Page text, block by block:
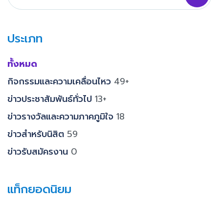
ประเภท
ทั้งหมด
กิจกรรมและความเคลื่อนไหว 49+
ข่าวประชาสัมพันธ์ทั่วไป 13+
ข่าวรางวัลและความภาคภูมิใจ 18
ข่าวสำหรับนิสิต 59
ข่าวรับสมัครงาน 0
แท็กยอดนิยม